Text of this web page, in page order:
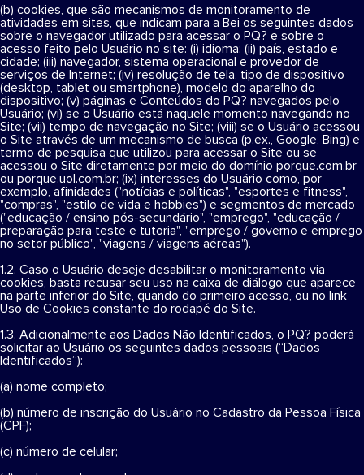
(b) cookies, que são mecanismos de monitoramento de
atividades em sites, que indicam para a Bei os seguintes dados
sobre o navegador utilizado para acessar o PQ? e sobre o
acesso feito pelo Usuário no site: (i) idioma; (ii) país, estado e
cidade; (iii) navegador, sistema operacional e provedor de
serviços de Internet; (iv) resolução de tela, tipo de dispositivo
(desktop, tablet ou smartphone), modelo do aparelho do
dispositivo; (v) páginas e Conteúdos do PQ? navegados pelo
Usuário; (vi) se o Usuário está naquele momento navegando no
Site; (vii) tempo de navegação no Site; (viii) se o Usuário acessou
o Site através de um mecanismo de busca (p.ex., Google, Bing) e
termo de pesquisa que utilizou para acessar o Site ou se
acessou o Site diretamente por meio do domínio porque.com.br
ou porque.uol.com.br; (ix) interesses do Usuário como, por
exemplo, afinidades ("notícias e políticas", "esportes e fitness",
"compras", "estilo de vida e hobbies") e segmentos de mercado
("educação / ensino pós-secundário", "emprego", "educação /
preparação para teste e tutoria", "emprego / governo e emprego
no setor público", "viagens / viagens aéreas").
1.2. Caso o Usuário deseje desabilitar o monitoramento via
cookies, basta recusar seu uso na caixa de diálogo que aparece
na parte inferior do Site, quando do primeiro acesso, ou no link
Uso de Cookies constante do rodapé do Site.
1.3. Adicionalmente aos Dados Não Identificados, o PQ? poderá
solicitar ao Usuário os seguintes dados pessoais (“Dados
Identificados”):
(a) nome completo;
(b) número de inscrição do Usuário no Cadastro da Pessoa Física
(CPF);
(c) número de celular;